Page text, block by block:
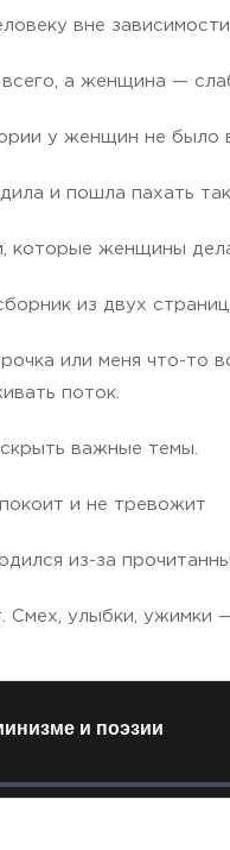
вне зависимости
а женщина —
у женщин не было
и пошла пахать
которые женщины
из двух
или меня что-то
поток.
важные темы.
и не тревожит
из-за
Смех, улыбки, ужимки